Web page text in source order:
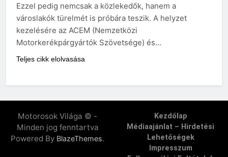
Ezzel pedig nemcsak a közlekedők, hanem a
városlakók türelmét is próbára teszik. A helyzet
kezelésére az ACEM (Nemzetközi
Motorkerékpárgyártók Szövetsége) és…
Teljes cikk elolvasása
Motorosok Világa © -
Minden jog fenntartva
Powered By BlazeThemes.
Kezdőlap
Médiaajánlat – Hirdetési
Lehetőségek
Impresszum